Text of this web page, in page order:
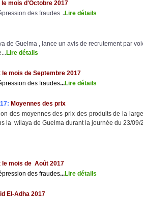
mois d'Octobre 2017
des fraudes. .Lire détails
de Guelma , lance un avis de recrutement par
Lire détails
mois de Septembre 2017
des fraudes...Lire détails
Moyennes des prix
des moyennes des prix des produits de la
la wilaya de Guelma durant la journée du 23/09/
mois de Août 2017
des fraudes...Lire détails
El-Adha 2017